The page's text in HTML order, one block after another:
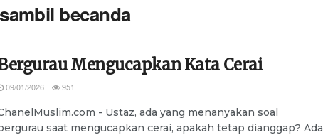
becanda
Mengucapkan Kata Cerai
09/01/2026 951
- Ustaz, ada yang menanyakan soal
saat mengucapkan cerai, apakah tetap dianggap? Ada